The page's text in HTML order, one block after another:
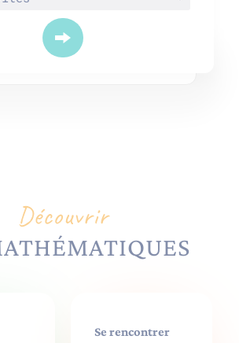
Découvrir
Se rencontrer